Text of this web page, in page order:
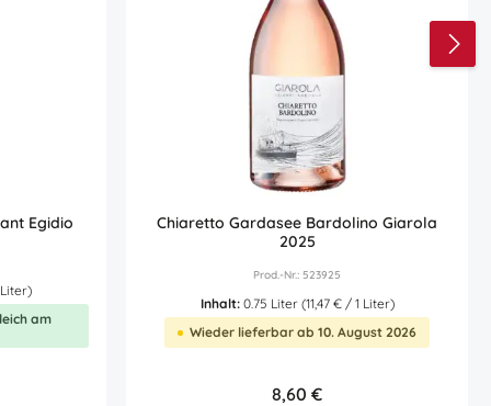
Egidio
am
Chiaretto Gardasee Bardolino Giarola
2025
Prod.-Nr.: 523925
Inhalt: 0.75 Liter (11,47 € / 1 Liter)
Wieder lieferbar ab 10. August 2026
Regulärer Preis:
8,60 €